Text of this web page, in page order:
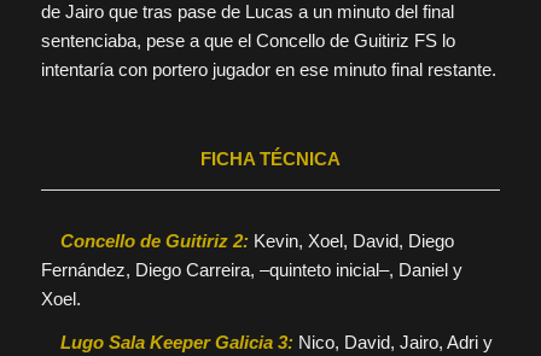
de Jairo que tras pase de Lucas a un minuto del final
sentenciaba, pese a que el Concello de Guitiriz FS lo
intentaría con portero jugador en ese minuto final restante.
FICHA TÉCNICA
Concello de Guitiriz 2: Kevin, Xoel, David, Diego
Fernández, Diego Carreira, –quinteto inicial–, Daniel y
Xoel.
Lugo Sala Keeper Galicia 3: Nico, David, Jairo, Adri y